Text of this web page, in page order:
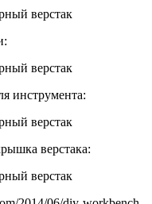
инструмента:
верстака: